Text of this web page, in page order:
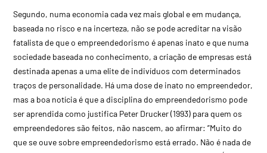
Segundo, numa economia cada vez mais global e em mudança,
baseada no risco e na incerteza, não se pode acreditar na visão
fatalista de que o empreendedorismo é apenas inato e que numa
sociedade baseada no conhecimento, a criação de empresas está
destinada apenas a uma elite de indivíduos com determinados
traços de personalidade. Há uma dose de inato no empreendedor,
mas a boa notícia é que a disciplina do empreendedorismo pode
ser aprendida como justifica Peter Drucker (1993) para quem os
empreendedores são feitos, não nascem, ao afirmar: ”Muito do
que se ouve sobre empreendedorismo está errado. Não é nada de